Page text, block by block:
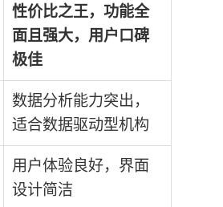
性价比之王，功能全
面且强大，用户口碑
极佳
数据分析能力突出，
适合数据驱动型机构
用户体验良好，界面
设计简洁